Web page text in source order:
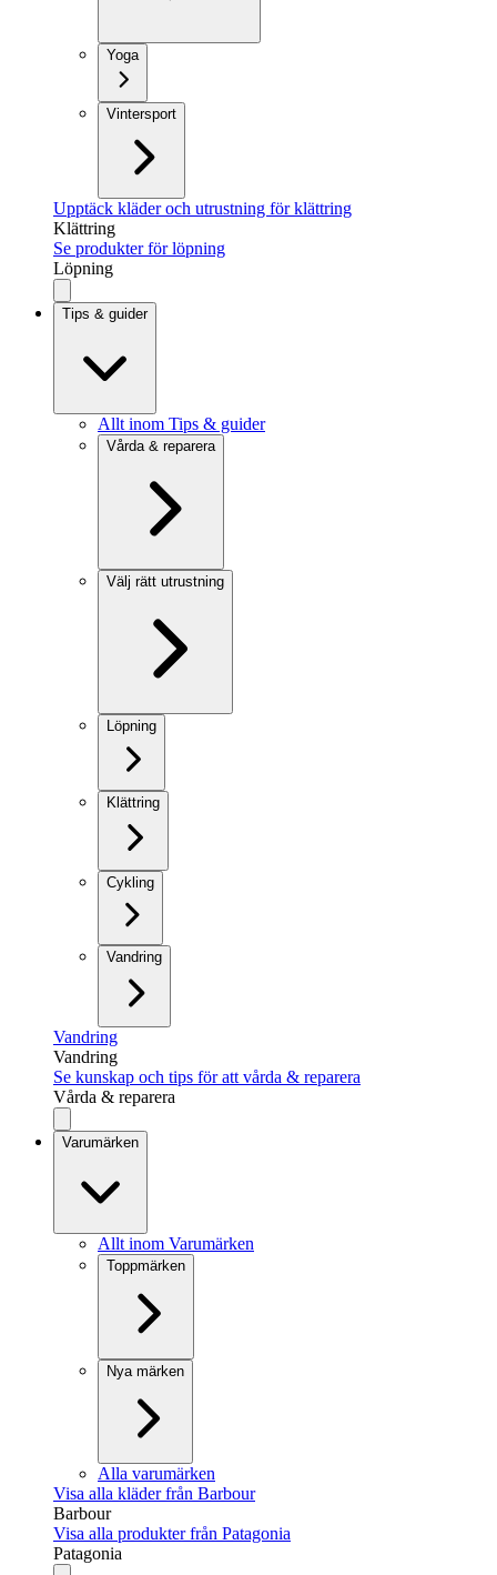
Yoga
Vintersport
Upptäck kläder och utrustning för klättring
Klättring
Se produkter för löpning
Löpning
Tips & guider
Allt inom Tips & guider
Vårda & reparera
Välj rätt utrustning
Löpning
Klättring
Cykling
Vandring
Vandring
Vandring
Se kunskap och tips för att vårda & reparera
Vårda & reparera
Varumärken
Allt inom Varumärken
Toppmärken
Nya märken
Alla varumärken
Visa alla kläder från Barbour
Barbour
Visa alla produkter från Patagonia
Patagonia